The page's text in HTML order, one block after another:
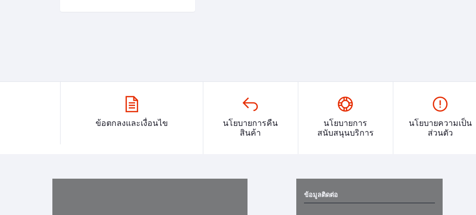
ข้อตกลงและเงื่อนไข
นโยบายการคืน
สินค้า
นโยบายการ
สนับสนุนบริการ
นโยบายความเป็น
ส่วนตัว
ข้อมูลติดต่อ